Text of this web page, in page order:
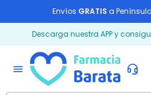
Envíos GRATIS a
Descarga nuestra APP y
menu